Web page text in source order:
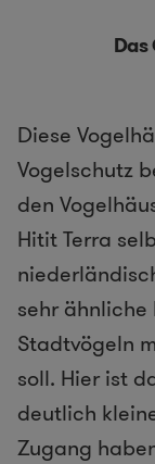
Diese
Vogelschutz
den
Hitit Terra
sehr
Stadtvögeln
soll. Hier ist
deutlich
Zugang